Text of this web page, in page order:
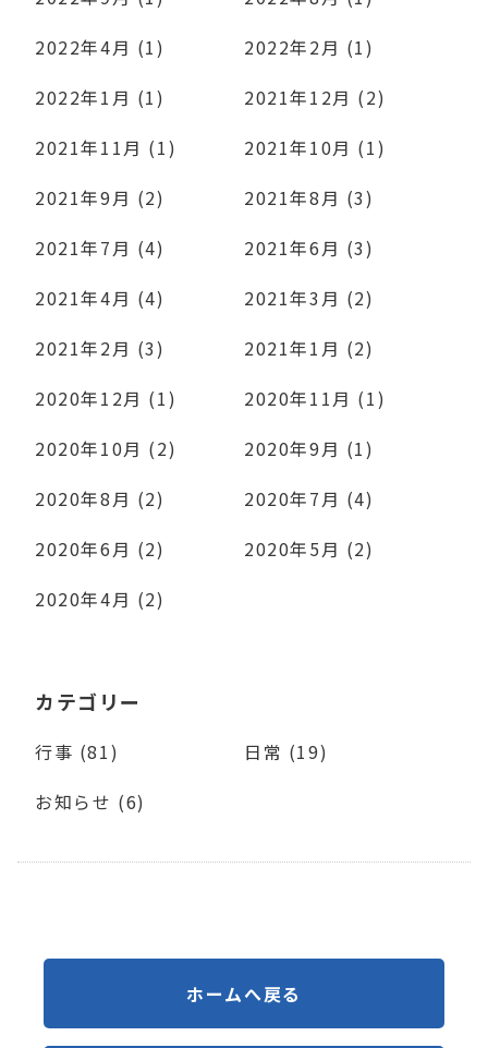
2022年4月 (1)
2022年2月 (1)
2022年1月 (1)
2021年12月 (2)
2021年11月 (1)
2021年10月 (1)
2021年9月 (2)
2021年8月 (3)
2021年7月 (4)
2021年6月 (3)
2021年4月 (4)
2021年3月 (2)
2021年2月 (3)
2021年1月 (2)
2020年12月 (1)
2020年11月 (1)
2020年10月 (2)
2020年9月 (1)
2020年8月 (2)
2020年7月 (4)
2020年6月 (2)
2020年5月 (2)
2020年4月 (2)
カテゴリー
行事 (81)
日常 (19)
お知らせ (6)
ホームへ戻る